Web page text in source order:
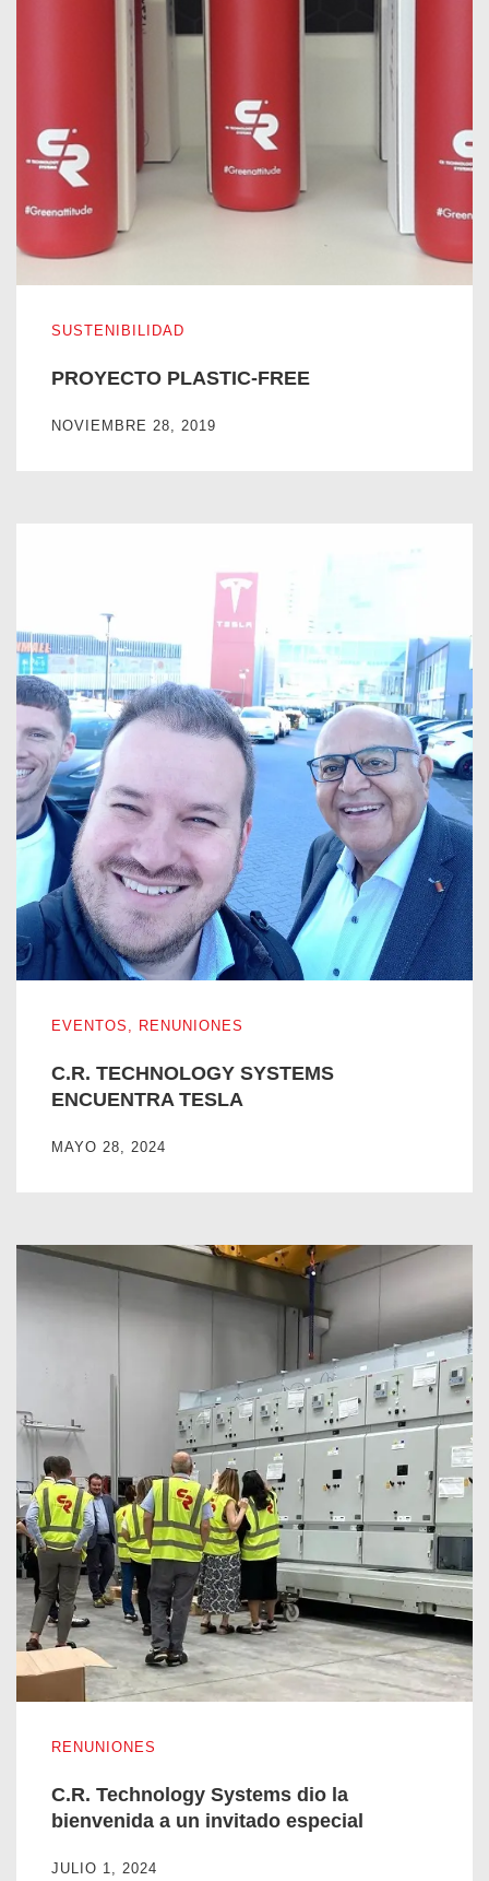
SUSTENIBILIDAD
PROYECTO PLASTIC-FREE
NOVIEMBRE 28, 2019
EVENTOS RENUNIONES
C.R. TECHNOLOGY SYSTEMS
ENCUENTRA TESLA
MAYO 28, 2024
RENUNIONES
C.R. Technology Systems dio la
bienvenida a un invitado especial
JULIO 1, 2024